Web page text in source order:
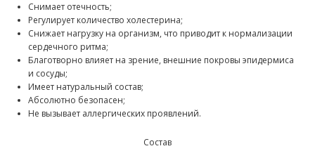
Снимает отечность;
Регулирует количество холестерина;
Снижает нагрузку на организм, что приводит к нормализации
сердечного ритма;
Благотворно влияет на зрение, внешние покровы эпидермиса
и сосуды;
Имеет натуральный состав;
Абсолютно безопасен;
Не вызывает аллергических проявлений.
Состав